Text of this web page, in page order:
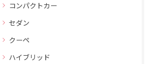
コンパクトカー
セダン
クーペ
ハイブリッド